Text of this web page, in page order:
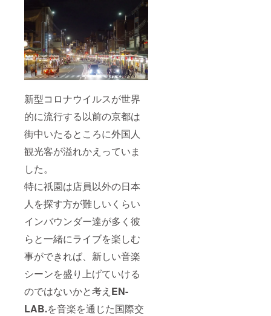
新型コロナウイルスが世界
的に流行する以前の京都は
街中いたるところに外国人
観光客が溢れかえっていま
した。
特に祇園は店員以外の日本
人を探す方が難しいくらい
インバウンダー達が多く彼
らと一緒にライブを楽しむ
事ができれば、新しい音楽
シーンを盛り上げていける
のではないかと考え EN-
LAB.を音楽を通じた国際交